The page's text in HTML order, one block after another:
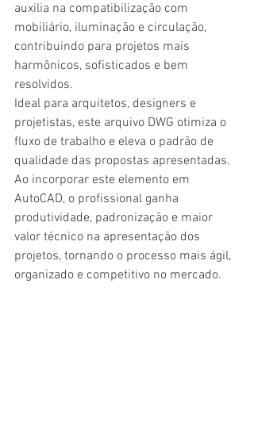
auxilia na compatibilização com
mobiliário, iluminação e circulação,
contribuindo para projetos mais
harmônicos, sofisticados e bem
resolvidos.
Ideal para arquitetos, designers e
projetistas, este arquivo DWG otimiza o
fluxo de trabalho e eleva o padrão de
qualidade das propostas apresentadas.
Ao incorporar este elemento em
AutoCAD, o profissional ganha
produtividade, padronização e maior
valor técnico na apresentação dos
projetos, tornando o processo mais ágil,
organizado e competitivo no mercado.